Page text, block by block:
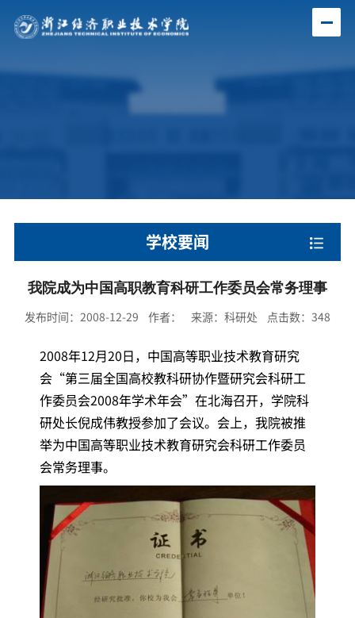
学校要闻
我院成为中国高职教育科研工作委员会常务理事
发布时间：2008-12-29 作者： 来源：科研处 点击数： 348
2008年12月20日，中国高等职业技术教育研究
会“第三届全国高校教科研协作暨研究会科研工
作委员会2008年学术年会”在北海召开，学院科
研处长倪成伟教授参加了会议。会上，我院被推
举为中国高等职业技术教育研究会科研工作委员
会常务理事。